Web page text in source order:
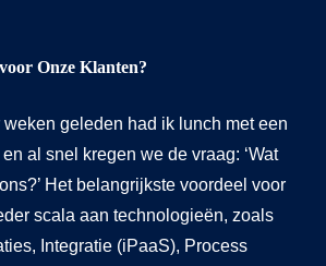
Onze Klanten?
weken geleden had ik lunch met een
al snel kregen we de vraag: ‘Wat
Het belangrijkste voordeel voor
scala aan technologieën, zoals
Integratie (iPaaS), Process